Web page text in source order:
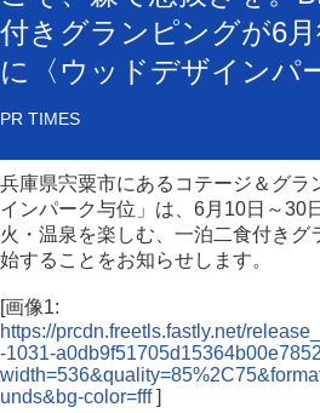
付きグランピングが6
に〈ウッドデザインパ
PR TIMES
兵庫県宍粟市にあるコテージ＆グラ
インパーク与位」は、6月10日～30
火・温泉を楽しむ、一泊二食付きグ
始することをお知らせします。
[画像1:
https://prcdn.freetls.fastly.net/
-1031-
unds&bg-color=fff]